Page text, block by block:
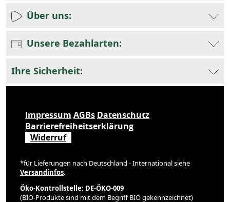
Über uns:
Unsere Bezahlarten:
Ihre Sicherheit:
Impressum AGBs Datenschutz
Barrierefreiheitserklärung
Widerruf
*für Lieferungen nach Deutschland - International siehe
Versandinfos.
Öko-Kontrollstelle: DE-ÖKO-009
(BIO-Produkte sind mit dem Begriff BIO gekennzeichnet)